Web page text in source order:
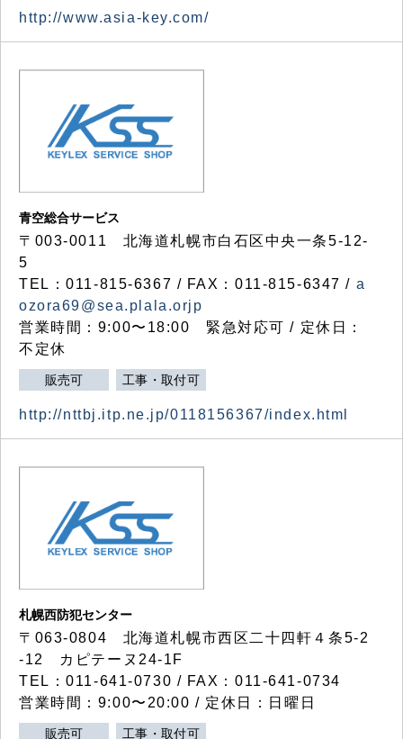
http://www.asia-key.com/
青空総合サービス
〒003-0011 北海道札幌市白石区中央一条5-12-
5
TEL：011-815-6367 / FAX：011-815-6347 / a
ozora69@sea.plala.orjp
営業時間：9:00〜18:00 緊急対応可 / 定休日：
不定休
販売可 工事・取付可
http://nttbj.itp.ne.jp/0118156367/index.html
札幌西防犯センター
〒063-0804 北海道札幌市西区二十四軒４条5-2
-12 カピテーヌ24-1F
TEL：011-641-0730 / FAX：011-641-0734
営業時間：9:00〜20:00 / 定休日：日曜日
販売可 工事・取付可